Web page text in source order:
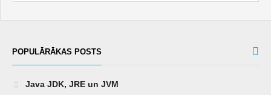
POPULĀRĀKAS POSTS
Java JDK, JRE un JVM